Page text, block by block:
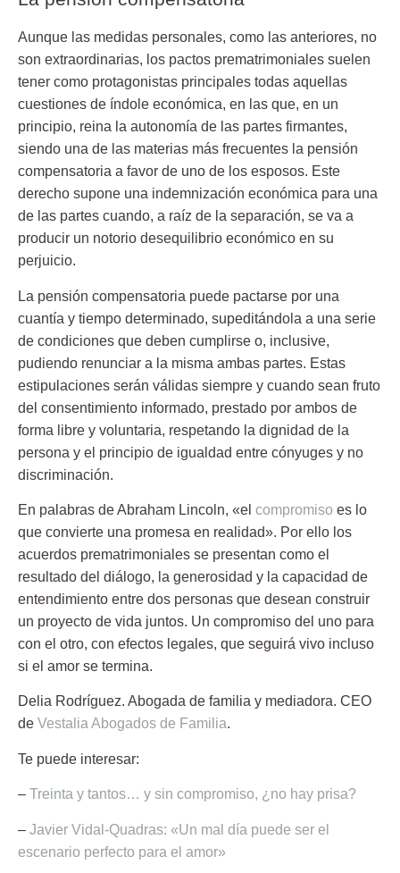
Aunque las medidas personales, como las anteriores, no
son extraordinarias, los pactos prematrimoniales suelen
tener como protagonistas principales todas aquellas
cuestiones de índole económica, en las que, en un
principio, reina la autonomía de las partes firmantes,
siendo una de las materias más frecuentes la pensión
compensatoria a favor de uno de los esposos. Este
derecho supone una indemnización económica para una
de las partes cuando, a raíz de la separación, se va a
producir un notorio desequilibrio económico en su
perjuicio.
La pensión compensatoria puede pactarse por una
cuantía y tiempo determinado, supeditándola a una serie
de condiciones que deben cumplirse o, inclusive,
pudiendo renunciar a la misma ambas partes. Estas
estipulaciones serán válidas siempre y cuando sean fruto
del consentimiento informado, prestado por ambos de
forma libre y voluntaria, respetando la dignidad de la
persona y el principio de igualdad entre cónyuges y no
discriminación.
En palabras de Abraham Lincoln, «el compromiso es lo
que convierte una promesa en realidad». Por ello los
acuerdos prematrimoniales se presentan como el
resultado del diálogo, la generosidad y la capacidad de
entendimiento entre dos personas que desean construir
un proyecto de vida juntos. Un compromiso del uno para
con el otro, con efectos legales, que seguirá vivo incluso
si el amor se termina.
Delia Rodríguez. Abogada de familia y mediadora. CEO
de Vestalia Abogados de Familia.
Te puede interesar:
– Treinta y tantos… y sin compromiso, ¿no hay prisa?
– Javier Vidal-Quadras: «Un mal día puede ser el
escenario perfecto para el amor»